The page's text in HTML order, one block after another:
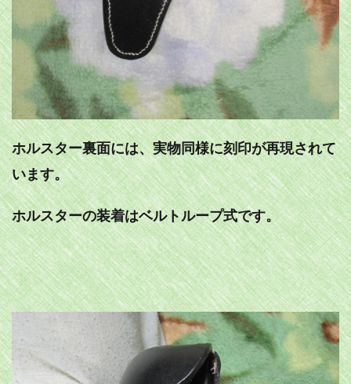
ホルスター裏面には、実物同様に刻印が再現されて
います。
ホルスターの装着はベルトループ式です。